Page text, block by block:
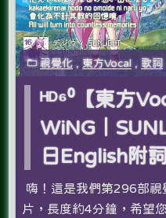
視覺化, 東方Vocal , 歌詞
ᴴᴰ⁶⁰【東方
WiNG｜
日English附詞
嗨！這是我們第296部
片，長度約4分鐘，希望